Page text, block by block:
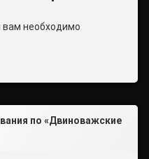
необходимо
по «Двиноважские